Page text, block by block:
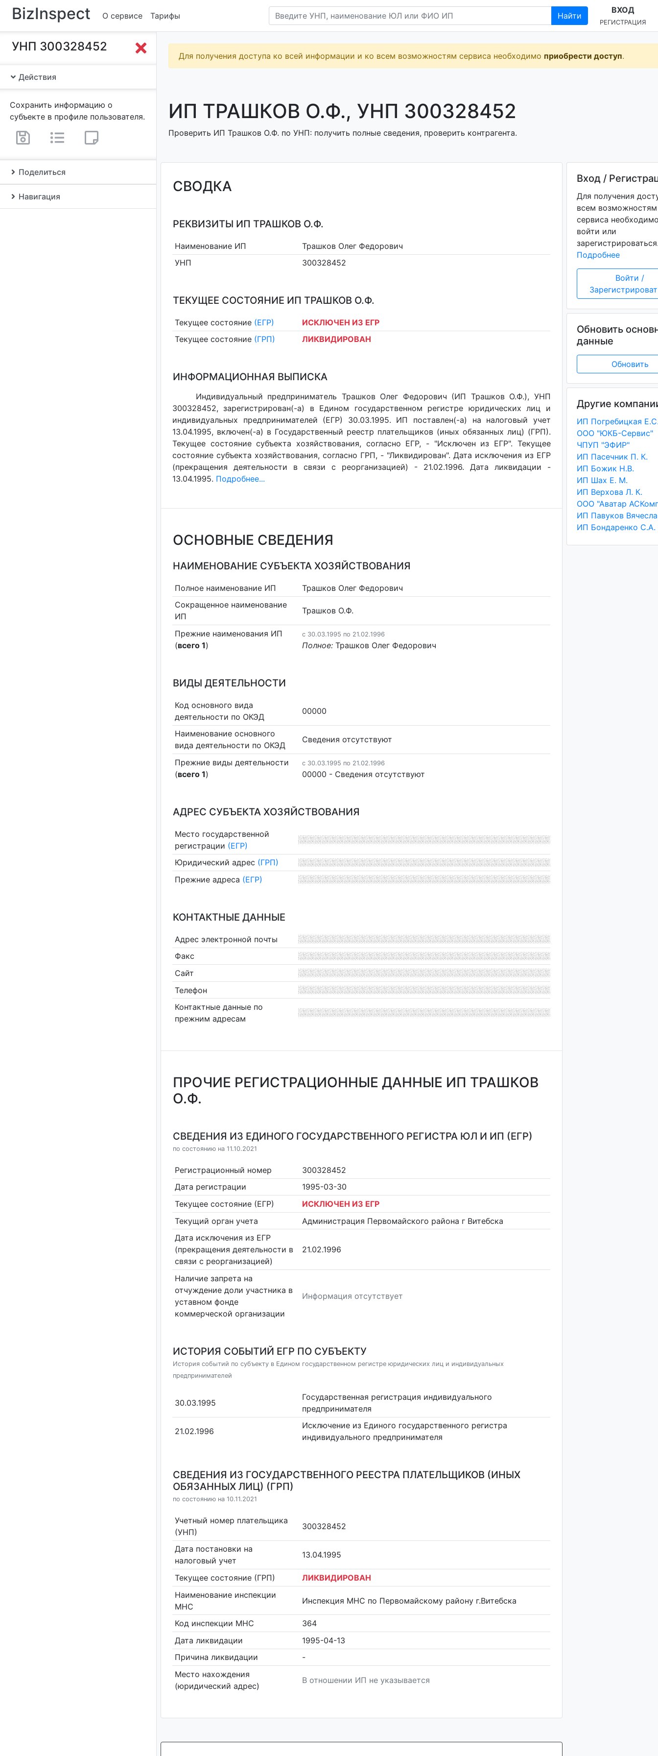
BizInspect О сервисе Тарифы Найти
ВХОД
РЕГИСТРАЦИЯ
УНП 300328452
Действия
Сохранить информацию о
субъекте в профиле пользователя.
Поделиться
Навигация
Для получения доступа ко всей информации и ко всем возможностям сервиса необходимо приобрести доступ.
ИП ТРАШКОВ О.Ф., УНП 300328452
Проверить ИП Трашков О.Ф. по УНП: получить полные сведения, проверить контрагента.
СВОДКА
РЕКВИЗИТЫ ИП ТРАШКОВ О.Ф.
Наименование ИП
Трашков Олег Федорович
УНП
300328452
ТЕКУЩЕЕ СОСТОЯНИЕ ИП ТРАШКОВ О.Ф.
Текущее состояние (ЕГР)
ИСКЛЮЧЕН ИЗ ЕГР
Текущее состояние (ГРП) ЛИКВИДИРОВАН
ИНФОРМАЦИОННАЯ ВЫПИСКА
Индивидуальный предприниматель Трашков Олег Федорович (ИП Трашков О.Ф.), УНП
300328452, зарегистрирован(-а) в Едином государственном регистре юридических лиц и
индивидуальных предпринимателей (ЕГР) 30.03.1995. ИП поставлен(-a) на налоговый учет
13.04.1995, включен(-a) в Государственный реестр плательщиков (иных обязанных лиц) (ГРП).
Текущее состояние субъекта хозяйствования, согласно ЕГР, - "Исключен из ЕГР". Текущее
состояние субъекта хозяйствования, согласно ГРП, - "Ликвидирован". Дата исключения из ЕГР
(прекращения деятельности в связи с реорганизацией) - 21.02.1996. Дата ликвидации -
13.04.1995. Подробнее...
ОСНОВНЫЕ СВЕДЕНИЯ
НАИМЕНОВАНИЕ СУБЪЕКТА ХОЗЯЙСТВОВАНИЯ
Полное наименование ИП
Трашков Олег Федорович
Сокращенное наименование
ИП
Трашков О.Ф.
Прежние наименования ИП
(всего 1)
c 30.03.1995 по 21.02.1996
Полное: Трашков Олег Федорович
ВИДЫ ДЕЯТЕЛЬНОСТИ
Код основного вида
деятельности по ОКЭД
00000
Наименование основного
вида деятельности по ОКЭД
Cведения отсутствуют
Прежние виды деятельности
(всего 1)
c 30.03.1995 по 21.02.1996
00000 - Cведения отсутствуют
АДРЕС СУБЪЕКТА ХОЗЯЙСТВОВАНИЯ
Место государственной
регистрации (ЕГР)
Юридический адрес (ГРП)
Прежние адреса (ЕГР)
КОНТАКТНЫЕ ДАННЫЕ
Адрес электронной почты
Факс
Сайт
Телефон
Контактные данные по
прежним адресам
ПРОЧИЕ РЕГИСТРАЦИОННЫЕ ДАННЫЕ ИП ТРАШКОВ
О.Ф.
СВЕДЕНИЯ ИЗ ЕДИНОГО ГОСУДАРСТВЕННОГО РЕГИСТРА ЮЛ И ИП (ЕГР)
по состоянию на 11.10.2021
Регистрационный номер
300328452
Дата регистрации
1995-03-30
Текущее состояние (ЕГР)
ИСКЛЮЧЕН ИЗ ЕГР
Текущий орган учета
Администрация Первомайского района г Витебска
Дата исключения из ЕГР
(прекращения деятельности в
связи с реорганизацией)
21.02.1996
Наличие запрета на
отчуждение доли участника в
уставном фонде
коммерческой организации
Информация отсутствует
ИСТОРИЯ СОБЫТИЙ ЕГР ПО СУБЪЕКТУ
История событий по субъекту в Едином государственном регистре юридических лиц и индивидуальных
предпринимателей
30.03.1995
Государственная регистрация индивидуального
предпринимателя
21.02.1996
Исключение из Единого государственного регистра
индивидуального предпринимателя
СВЕДЕНИЯ ИЗ ГОСУДАРСТВЕННОГО РЕЕСТРА ПЛАТЕЛЬЩИКОВ (ИНЫХ
ОБЯЗАННЫХ ЛИЦ) (ГРП)
по состоянию на 10.11.2021
Учетный номер плательщика
(УНП)
300328452
Дата постановки на
налоговый учет
13.04.1995
Текущее состояние (ГРП)
ЛИКВИДИРОВАН
Наименование инспекции
МНС
Инспекция МНС по Первомайскому району г.Витебска
Код инспекции МНС
364
Дата ликвидации
1995-04-13
Причина ликвидации
-
Место нахождения
(юридический адрес)
В отношении ИП не указывается
Вход /
Для получения
всем возможностям
сервиса
войти или
Подробнее
Войти /
Обновить
данные
Обновить
Другие
ИП Погребицкая
ООО "ЮКБ-Сервис"
ЧПУП "ЭФИР"
ИП Пасечник П. К.
ИП Божик Н.В.
ИП Шах Е. М.
ИП Верхова Л. К.
ООО "Аватар
ИП Бондаренко С.А.